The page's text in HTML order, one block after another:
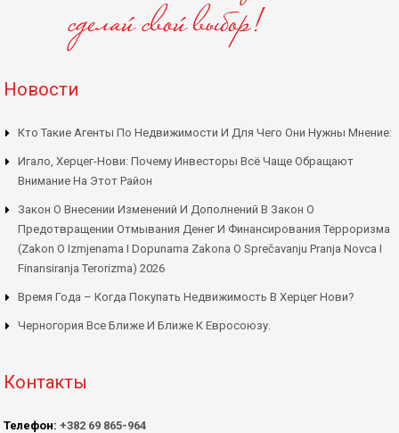
Новости
Кто Такие Агенты По Недвижимости И Для Чего Они Нужны Мнение:
Игало, Херцег-Нови: Почему Инвесторы Всё Чаще Обращают
Внимание На Этот Район
Закон О Внесении Изменений И Дополнений В Закон О
Предотвращении Отмывания Денег И Финансирования Терроризма
(Zakon O Izmjenama I Dopunama Zakona O Sprečavanju Pranja Novca I
Finansiranja Terorizma) 2026
Время Года – Когда Покупать Недвижимость В Херцег Нови?
Черногория Все Ближе И Ближе К Евросоюзу.
Контакты
Телефон: +382 69 865-964